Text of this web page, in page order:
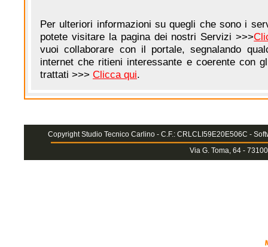
Per ulteriori informazioni su quegli che sono i
potete visitare la pagina dei nostri Servizi >>>
vuoi collaborare con il portale, segnalando
internet che ritieni interessante e coerente con
trattati >>> Clicca qui.
Copyright Studio Tecnico Carlino - C.F.: CRLCLI59E20E506C -
Via G. Toma, 64 -